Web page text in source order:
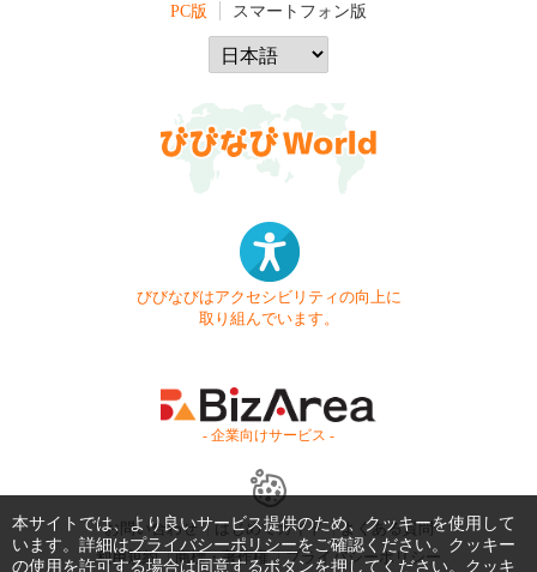
PC版 スマートフォン版
びびなびはアクセシビリティの向上に
取り組んでいます。
- 企業向けサービス -
お問い合わせ はじめてガイド
よくある質問
利用規約
商標・著作権 プライバシーポリシー
本サイトでは、より良いサービス提供のため、クッキーを使用して
います。詳細はプライバシーポリシーをご確認ください。クッキー
の使用を許可する場合は同意するボタンを押してください。クッキ